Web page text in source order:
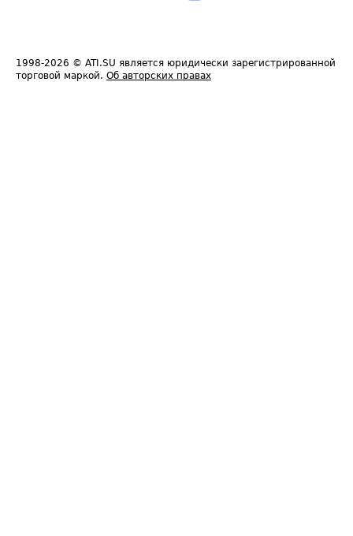
1998-2026 © ATI.SU является юридически зарегистрированной
торговой маркой. Об авторских правах